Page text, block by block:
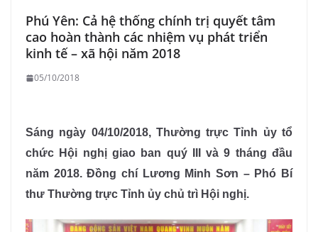
Phú Yên: Cả hệ thống chính trị quyết tâm
cao hoàn thành các nhiệm vụ phát triển
kinh tế – xã hội năm 2018
05/10/2018
Sáng ngày 04/10/2018, Thường trực Tỉnh ủy tổ
chức Hội nghị giao ban quý III và 9 tháng đầu
năm 2018. Đồng chí Lương Minh Sơn – Phó Bí
thư Thường trực Tỉnh ủy chủ trì Hội nghị.